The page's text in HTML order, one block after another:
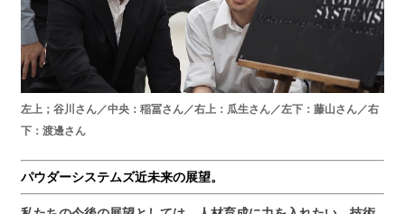
左上；谷川さん／中央：稲冨さん／右上：瓜生さん／左下：藤山さん／右
下：渡邊さん
パウダーシステムズ近未来の展望。